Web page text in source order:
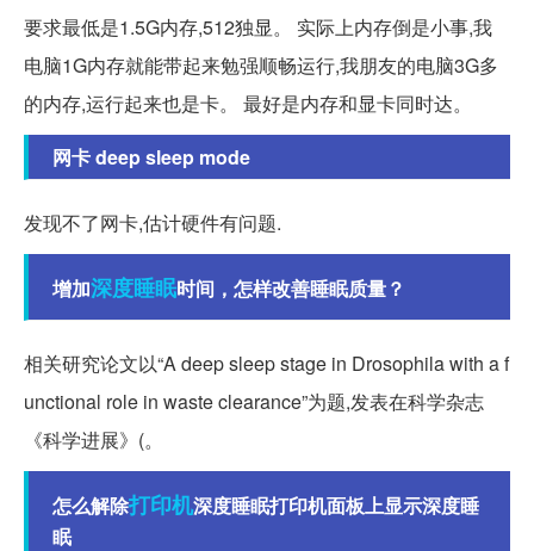
要求最低是1.5G内存,512独显。 实际上内存倒是小事,我
电脑1G内存就能带起来勉强顺畅运行,我朋友的电脑3G多
的内存,运行起来也是卡。 最好是内存和显卡同时达。
网卡 deep sleep mode
发现不了网卡,估计硬件有问题.
增加深度睡眠时间，怎样改善睡眠质量？
相关研究论文以“A deep sleep stage in Drosophila with a f
unctional role in waste clearance”为题,发表在科学杂志
《科学进展》(。
怎么解除打印机深度睡眠打印机面板上显示深度睡
眠